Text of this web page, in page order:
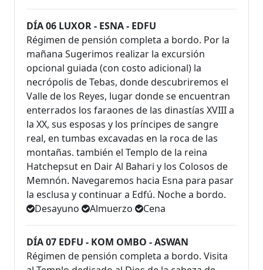
DÍA 06 LUXOR - ESNA - EDFU
Régimen de pensión completa a bordo. Por la
mañana Sugerimos realizar la excursión
opcional guiada (con costo adicional) la
necrópolis de Tebas, donde descubriremos el
Valle de los Reyes, lugar donde se encuentran
enterrados los faraones de las dinastías XVIII a
la XX, sus esposas y los príncipes de sangre
real, en tumbas excavadas en la roca de las
montañas. también el Templo de la reina
Hatchepsut en Dair Al Bahari y los Colosos de
Memnón. Navegaremos hacia Esna para pasar
la esclusa y continuar a Edfú. Noche a bordo.
Desayuno
Almuerzo Cena
DÍA 07 EDFU - KOM OMBO - ASWAN
Régimen de pensión completa a bordo. Visita